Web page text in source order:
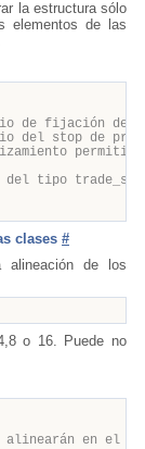
la estructura sólo
elementos de las
de fijación del
del stop de
permitido
tipo
clases #
alineación de los
o 16. Puede no
en el